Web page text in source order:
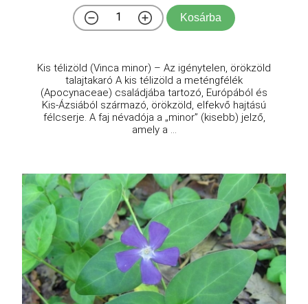
Kosárba
Kis télizöld (Vinca minor) – Az igénytelen, örökzöld
talajtakaró A kis télizöld a meténgfélék
(Apocynaceae) családjába tartozó, Európából és
Kis-Ázsiából származó, örökzöld, elfekvő hajtású
félcserje. A faj névadója a „minor” (kisebb) jelző,
amely a ...